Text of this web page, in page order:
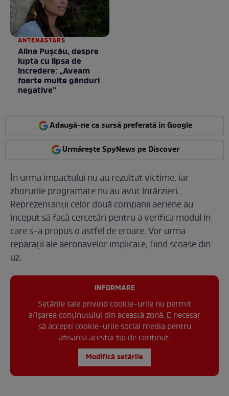
ANTENASTARS
Alina Pușcău, despre
lupta cu lipsa de
încredere: „Aveam
foarte multe gânduri
negative”
Adaugă-ne ca sursă preferată în Google
Urmărește SpyNews pe Discover
În urma impactului nu au rezultat victime, iar
zborurile programate nu au avut întârzieri.
Reprezentanții celor două companii aeriene au
început să facă cercetări pentru a verifica modul în
care s-a propus o astfel de eroare. Vor urma
reparații ale aeronavelor implicate, fiind scoase din
uz.
INFORMARE
Setările tale privind cookie-urile nu permit
afișarea conținutului din această zonă. E necesar
să accepți cookie-urile social media pentru
afisarea acestui tip de conținut.
Modifică setările